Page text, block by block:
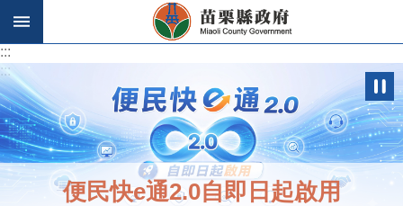
跳到主要內容區塊
:::
:::
便民快e通2.0自即日起啟用